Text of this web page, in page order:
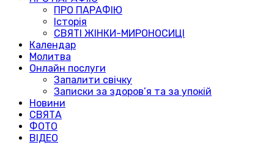
ПРО ПАРАФІЮ
Історія
СВЯТІ ЖІНКИ-МИРОНОСИЦІ
Календар
Молитва
Онлайн послуги
Запалити свічку
Записки за здоров’я та за упокій
Новини
СВЯТА
ФОТО
ВІДЕО